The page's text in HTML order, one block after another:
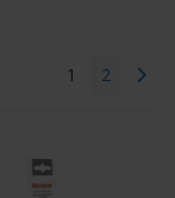
1 2